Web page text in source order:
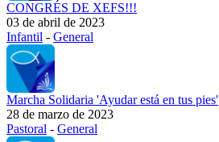
CONGRÉS DE XEFS!!!
03 de abril de 2023
Infantil - General
Marcha Solidaria 'Ayudar está en tus pies'
28 de marzo de 2023
Pastoral - General